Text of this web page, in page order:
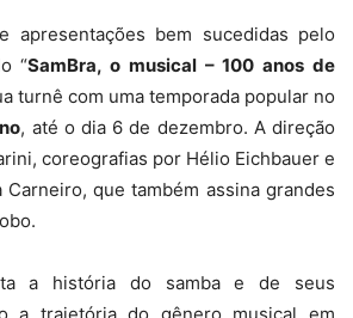
apresentações bem sucedidas pelo
“SamBra, o musical – 100 anos de
turnê com uma temporada popular no
, até o dia 6 de dezembro. A direção
coreografias por Hélio Eichbauer e
que também assina grandes
a história do samba e de seus